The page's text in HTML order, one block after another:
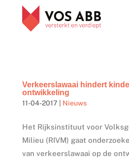
Verkeerslawaai hindert
ontwikkeling
11-04-2017 Nieuws
Het Rijksinstituut voor
Milieu (RIVM) gaat
van verkeerslawaai op de